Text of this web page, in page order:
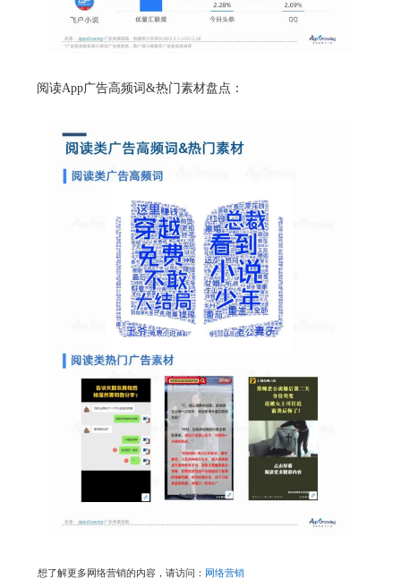
阅读App广告高频词&热门素材盘点：
想了解更多网络营销的内容，请访问： 网络营销